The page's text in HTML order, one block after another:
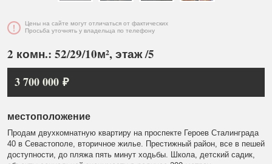
Цены на сайте могут отличаться от фактических
Просьба уточнять у владельца по телефону
2 комн.: 52/29/10м², этаж /5
3 700 000 ₽
местоположение
Продам двухкомнатную квартиру на проспекте Героев Сталинграда
40 в Севастополе, вторичное жилье. Престижный район, все в пешей
доступности, до пляжа пять минут ходьбы. Школа, детский садик,